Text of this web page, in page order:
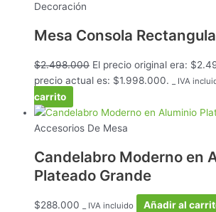
Decoración
Mesa Consola
$2.498.000 El precio original era:
precio actual es: $1.998.000.
_ IVA
carrito
Accesorios De Mesa
Candelabro Moderno en
Plateado Grande
$288.000 _ IVA incluido Añadir al